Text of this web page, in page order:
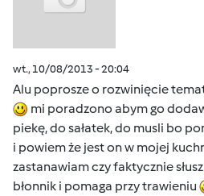
wt., 10/08/2013 - 20:04
Alu poprosze o rozwinięcie
mi poradzono abym go
piekę, do sałatek, do musli bo
i powiem że jest on w mojej
zastanawiam czy faktycznie
błonnik i pomaga przy trawieniu